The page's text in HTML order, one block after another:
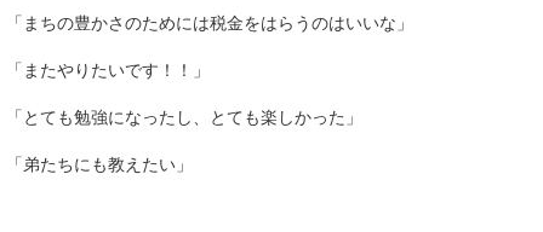
「まちの豊かさのためには税金をはらうのはいいな」
「またやりたいです！！」
「とても勉強になったし、とても楽しかった」
「弟たちにも教えたい」